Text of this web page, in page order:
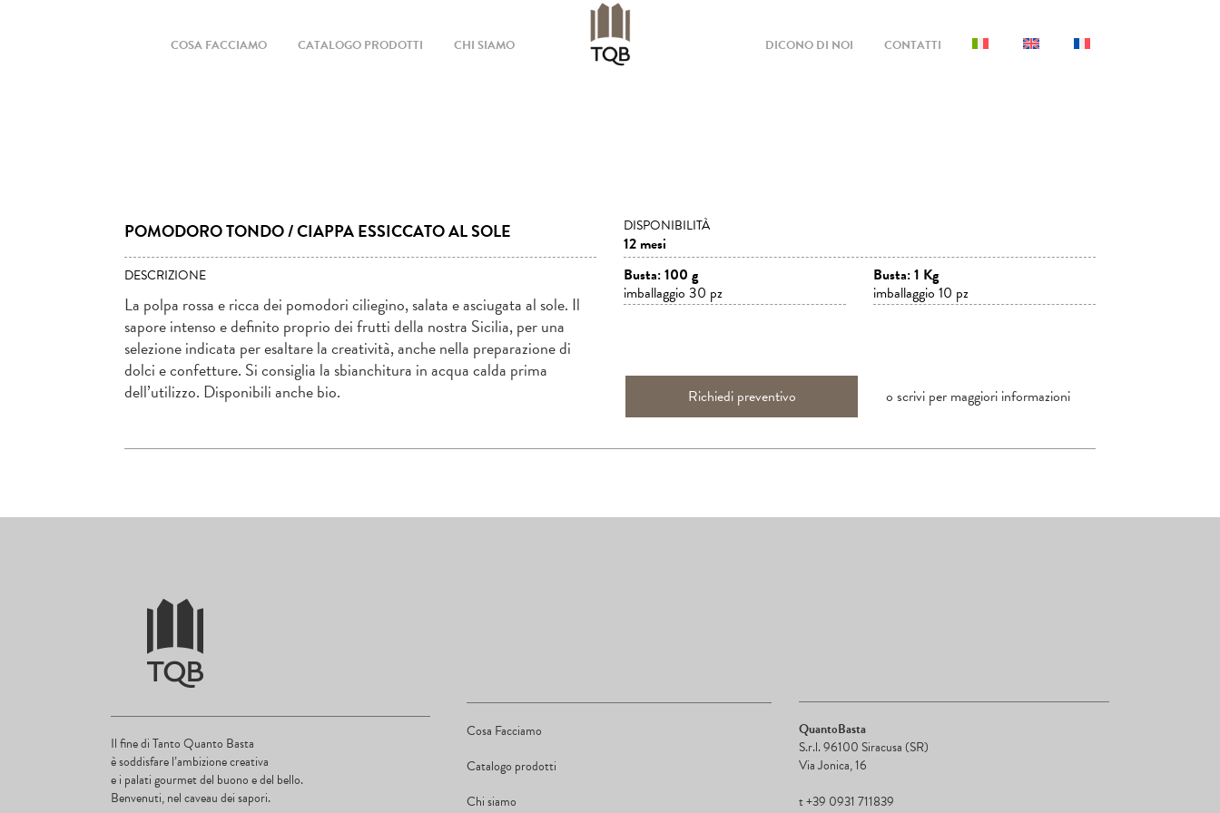
COSA FACCIAMO CATALOGO PRODOTTI CHI SIAMO DICONO DI NOI CONTATTI
POMODORO TONDO / CIAPPA ESSICCATO AL SOLE
DESCRIZIONE
La polpa rossa e ricca dei pomodori ciliegino, salata e asciugata al sole. Il
sapore intenso e definito proprio dei frutti della nostra Sicilia, per una
selezione indicata per esaltare la creatività, anche nella preparazione di
dolci e confetture. Si consiglia la sbianchitura in acqua calda prima
dell’utilizzo. Disponibili anche bio.
DISPONIBILITÀ
12 mesi
Busta: 100 g
imballaggio 30 pz
Busta: 1 Kg
imballaggio 10 pz
Richiedi preventivo o scrivi per maggiori informazioni
Il fine di Tanto Quanto Basta
è soddisfare l’ambizione creativa
e i palati gourmet del buono e del bello.
Benvenuti, nel caveau dei sapori.
Cosa Facciamo
Catalogo prodotti
Chi siamo
QuantoBasta
S.r.l. 96100 Siracusa (SR)
Via Jonica, 16
t +39 0931 711839